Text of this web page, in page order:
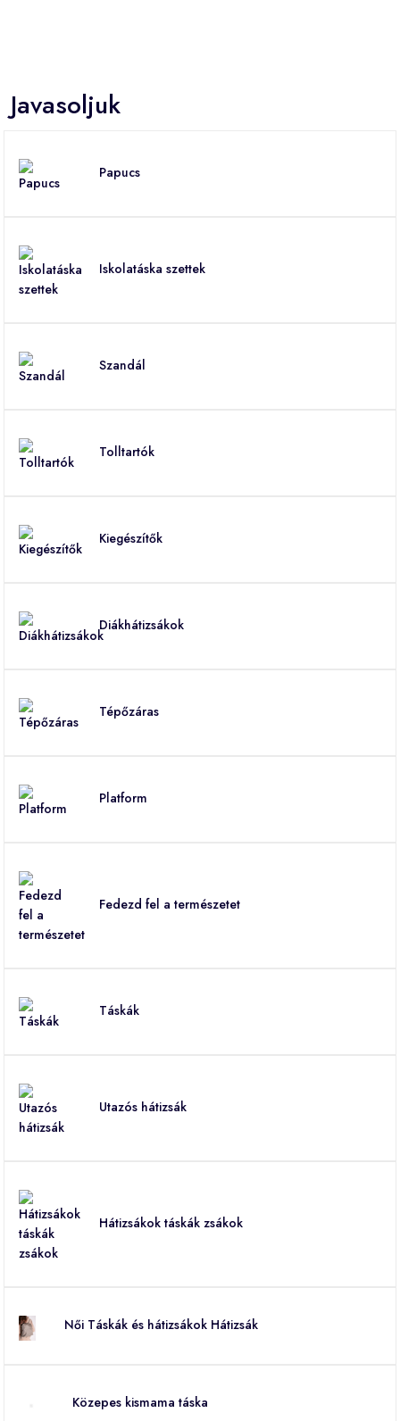
Javasoljuk
Papucs
Iskolatáska szettek
Szandál
Tolltartók
Kiegészítők
Diákhátizsákok
Tépőzáras
Platform
Fedezd fel a természetet
Táskák
Utazós hátizsák
Hátizsákok táskák zsákok
Női Táskák és hátizsákok Hátizsák
Közepes kismama táska